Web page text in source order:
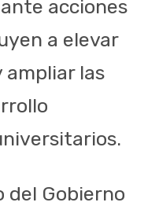
acciones
a elevar
ampliar las
del Gobierno